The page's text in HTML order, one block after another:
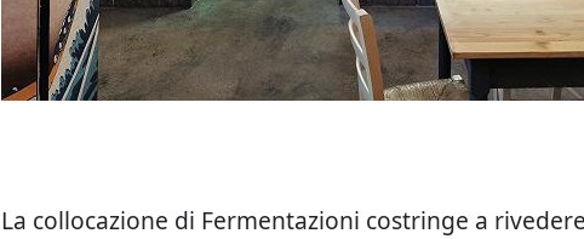
La collocazione di Fermentazioni costringe a rivedere